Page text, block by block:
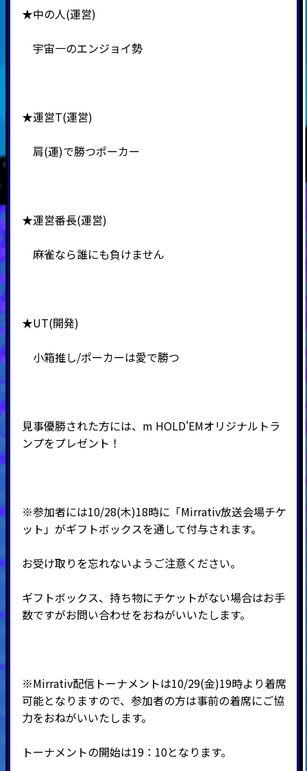
★中の人(運営)
宇宙一のエンジョイ勢
★運営T(運営)
肩(運)で勝つポーカー
★運営番長(運営)
麻雀なら誰にも負けません
★UT(開発)
小箱推し/ポーカーは愛で勝つ
見事優勝された方には、m HOLD'EMオリジナルトラ
ンプをプレゼント！
※参加者には10/28(木)18時に「Mirrativ放送会場チケ
ット」がギフトボックスを通して付与されます。
お受け取りを忘れないようご注意ください。
ギフトボックス、持ち物にチケットがない場合はお手
数ですがお問い合わせをおねがいいたします。
※Mirrativ配信トーナメントは10/29(金)19時より着席
可能となりますので、参加者の方は事前の着席にご協
力をおねがいいたします。
トーナメントの開始は19：10となります。